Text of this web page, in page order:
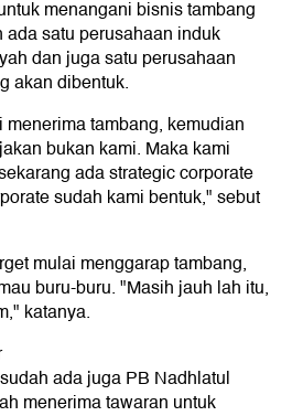
menangani bisnis tambang
ada satu perusahaan induk
dan juga satu perusahaan
akan dibentuk.
tambang, kemudian
bukan kami. Maka kami
ada strategic corporate
sudah kami bentuk," sebut
mulai menggarap tambang,
buru-buru. "Masih jauh lah itu,
katanya.
ada juga PB Nadhlatul
menerima tawaran untuk